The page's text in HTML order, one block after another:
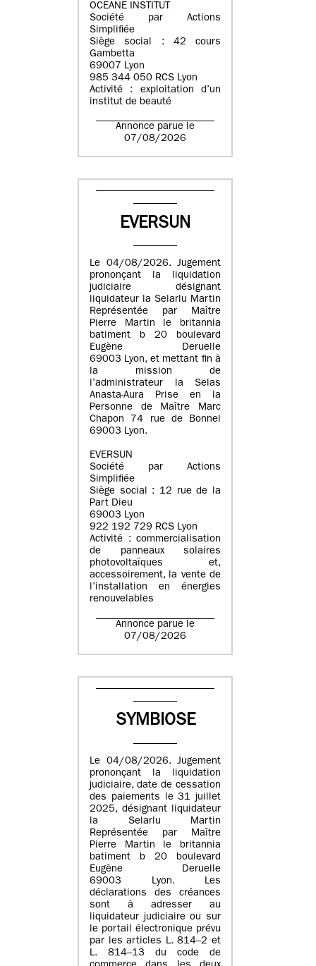
OCEANE INSTITUT
Société par Actions
Simplifiée
Siège social : 42 cours
Gambetta
69007 Lyon
985 344 050 RCS Lyon
Activité : exploitation d’un
institut de beauté
Annonce parue le
07/08/2026
EVERSUN
Le 04/08/2026. Jugement
prononçant la liquidation
judiciaire désignant
liquidateur la Selarlu Martin
Représentée par Maître
Pierre Martin le britannia
batiment b 20 boulevard
Eugène Deruelle
69003 Lyon, et mettant fin à
la mission de
l’administrateur la Selas
Anasta-Aura Prise en la
Personne de Maître Marc
Chapon 74 rue de Bonnel
69003 Lyon.
EVERSUN
Société par Actions
Simplifiée
Siège social : 12 rue de la
Part Dieu
69003 Lyon
922 192 729 RCS Lyon
Activité : commercialisation
de panneaux solaires
photovoltaïques et,
accessoirement, la vente de
l’installation en énergies
renouvelables
Annonce parue le
07/08/2026
SYMBIOSE
Le 04/08/2026. Jugement
prononçant la liquidation
judiciaire, date de cessation
des paiements le 31 juillet
2025, désignant liquidateur
la Selarlu Martin
Représentée par Maître
Pierre Martin le britannia
batiment b 20 boulevard
Eugène Deruelle
69003 Lyon. Les
déclarations des créances
sont à adresser au
liquidateur judiciaire ou sur
le portail électronique prévu
par les articles L. 814–2 et
L. 814–13 du code de